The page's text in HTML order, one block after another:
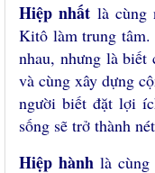
Hiệp nhất là cùng
Kitô làm trung tâm.
nhau, nhưng là biết
và cùng xây dựng
người biết đặt lợi
sống sẽ trở thành
Hiệp hành là